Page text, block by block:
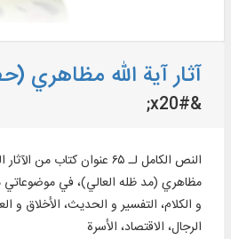
آثار آیة الله مظاهري
&#x20;
النص الكامل لـ ۶۵ عنوان
مظاهري (مد ظله العالي)، في موضوعاتي
و الكلام، التفسير و الحديث، الأخلاق و
الرجال، الاقتصاد، الأسرة